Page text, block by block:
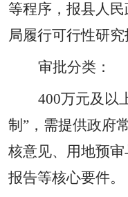
等程序，报县人
局履行可行性研究
审批分类：
400万元及以
制 ” ，需提供政府
核意见、用地预
报告等核心要件。